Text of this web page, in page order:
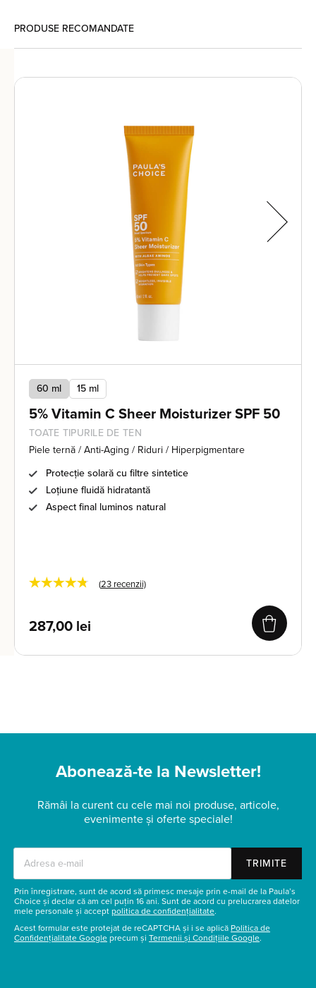
PRODUSE RECOMANDATE
60 ml 15 ml
5% Vitamin C Sheer Moisturizer SPF 50
TOATE TIPURILE DE TEN
Piele ternă / Anti-Aging / Riduri / Hiperpigmentare
Protecție solară cu filtre sintetice
Loțiune fluidă hidratantă
Aspect final luminos natural
★★★★★ (23 recenzii)
287,00 lei
Abonează-te la Newsletter!
Rămâi la curent cu cele mai noi produse, articole,
evenimente și oferte speciale!
TRIMITE
Prin înregistrare, sunt de acord să primesc mesaje prin e-mail de la Paula’s
Choice și declar că am cel puțin 16 ani. Sunt de acord cu prelucrarea datelor
mele personale și accept politica de confidențialitate.
Acest formular este protejat de reCAPTCHA și i se aplică Politica de
Confidențialitate Google precum și Termenii și Condițiile Google.